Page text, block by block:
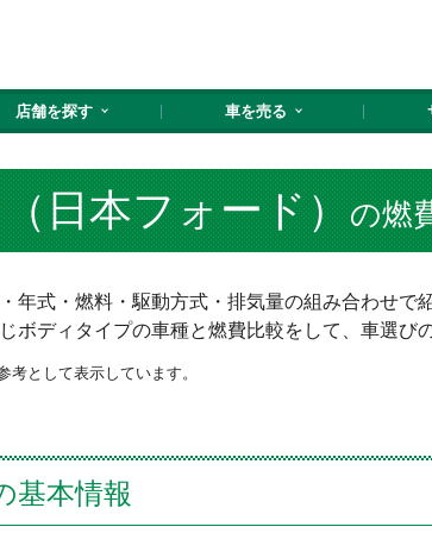
店舗を探す 車を売る
日本フォード）の燃
年式・燃料・駆動方式・排気量の組み合わせ
ボディタイプの車種と燃費比較をして、車選び
として表示しています。
基本情報